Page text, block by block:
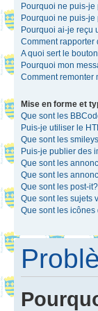
Pourquoi ne puis-je
Pourquoi ne puis-
Pourquoi ai-je reçu
Comment rapporter
A quoi sert le
Pourquoi mon
Comment remonter
Mise en forme et
Que sont les
Puis-je utiliser le
Que sont les
Puis-je publier des
Que sont les
Que sont les
Que sont les post-it?
Que sont les sujets
Que sont les icônes